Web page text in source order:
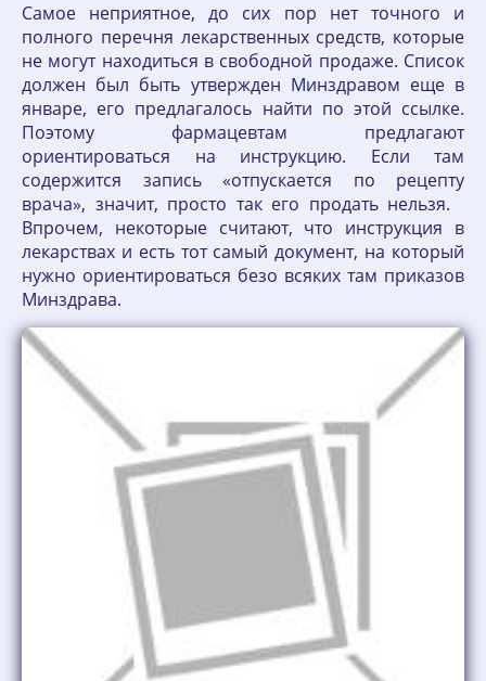
Самое неприятное, до сих пор нет точного и
полного перечня лекарственных средств, которые
не могут находиться в свободной продаже. Список
должен был быть утвержден Минздравом еще в
январе, его предлагалось найти по этой ссылке.
Поэтому фармацевтам предлагают
ориентироваться на инструкцию. Если там
содержится запись «отпускается по рецепту
врача», значит, просто так его продать нельзя.
Впрочем, некоторые считают, что инструкция в
лекарствах и есть тот самый документ, на который
нужно ориентироваться безо всяких там приказов
Минздрава.